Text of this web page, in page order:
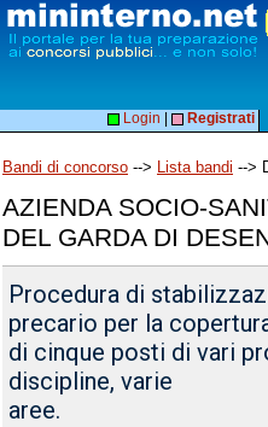
Login Registrati
Bandi di concorso --> Lista bandi -->
AZIENDA SOCIO-
DEL GARDA DI
Procedura di
precario per la
di cinque posti di vari
discipline, varie
aree.